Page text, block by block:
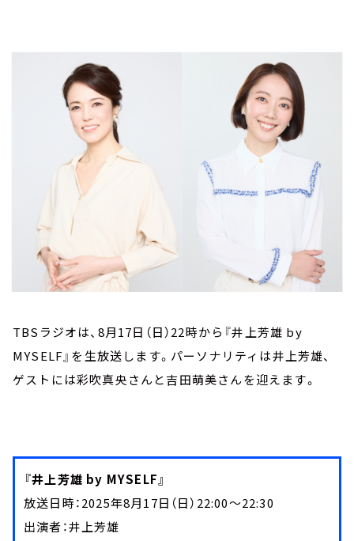
お知らせ
イベント・グッズ
YouTube
会社情報
TBSラジオは、8月17日（日）22時から『井上芳雄 by
MYSELF』を生放送します。パーソナリティは井上芳雄、
ゲストには彩吹真央さんと吉田萌美さんを迎えます。
『井上芳雄 by MYSELF』
放送日時：2025年8月17日（日）22:00～22:30
出演者：井上芳雄